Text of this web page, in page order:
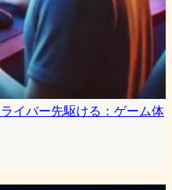
イバー先駆ける：ゲーム体